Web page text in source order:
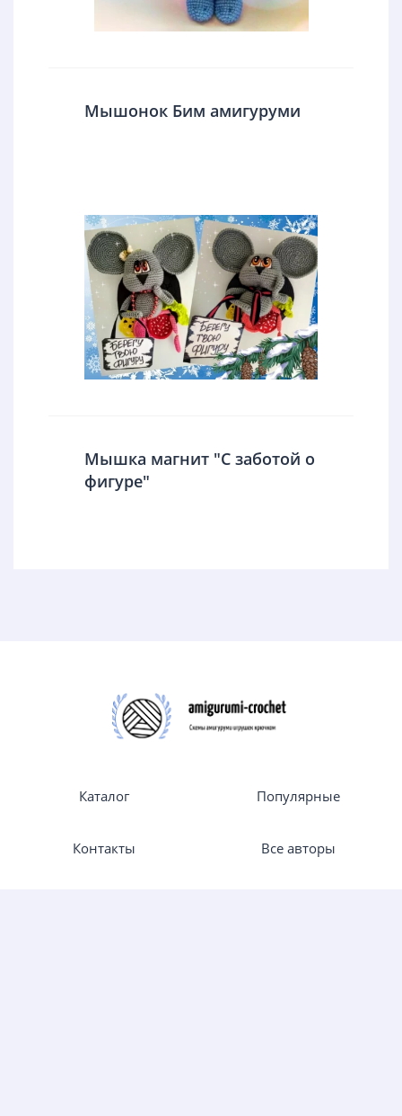
Мышонок Бим амигуруми
Мышка магнит "С заботой о
фигуре"
Каталог Популярные
Контакты Все авторы